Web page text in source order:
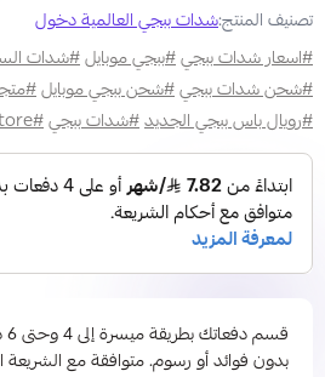
تصنيف المنتج:شدات ببجي العالمية دخول
#اسعار شدات ببجي#ببجي موبايل#شدات
#شحن شدات ببجي#شحن ببجي موبايل
#رويال باس ببجي الجديد#شدات ببجي#Luck Store
بدون فوائد أو رسوم. متوافقة مع